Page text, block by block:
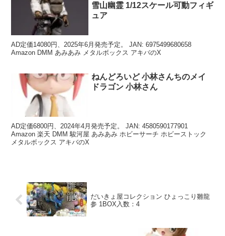
雪山幽霊 1/12スケール可動フィギ
ュア
AD定価14080円、2025年6月発売予定。 JAN: 6975499680658
Amazon DMM あみあみ メタルボックス アキバのX
ねんどろいど 小林さんちのメイ
ドラゴン 小林さん
AD定価6800円、2024年4月発売予定。 JAN: 4580590177901
Amazon 楽天 DMM 駿河屋 あみあみ ホビーサーチ ホビーストック
メタルボックス アキバのX
だいきょ屋コレクション ひょっこり雛龍
参 1BOX入数：4